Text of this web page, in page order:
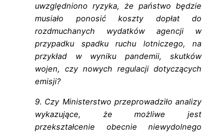
uwzględniono ryzyka, że państwo będzie
musiało ponosić koszty dopłat do
rozdmuchanych wydatków agencji w
przypadku spadku ruchu lotniczego, na
przykład w wyniku pandemii, skutków
wojen, czy nowych regulacji dotyczących
emisji?
9. Czy Ministerstwo przeprowadziło analizy
wykazujące, że możliwe jest
przekształcenie obecnie niewydolnego